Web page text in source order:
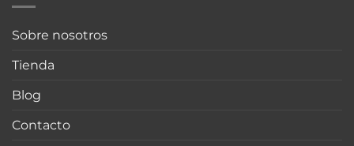
Sobre nosotros
Tienda
Blog
Contacto